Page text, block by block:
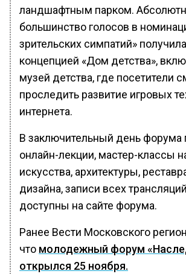
ландшафтным парком.
большинство голосов в
зрительских симпатий»
концепцией «Дом детства»,
музей детства, где посетители
проследить развитие игровых
интернета.
В заключительный день форума
онлайн-лекции, мастер-классы
искусства, архитектуры,
дизайна, записи всех
доступны на сайте форума.
Ранее Вести Московского
что молодежный форум
открылся 25 ноября.